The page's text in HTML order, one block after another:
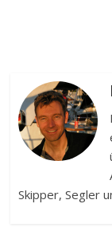
Skipper, Segler